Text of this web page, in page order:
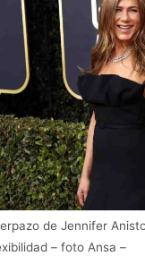
de Jennifer
– foto Ansa –